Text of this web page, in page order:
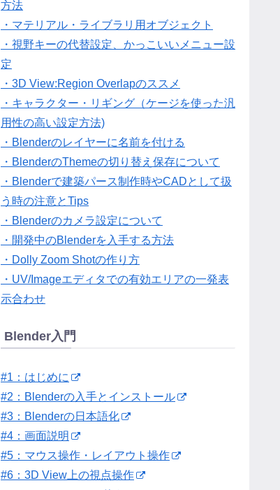
方法
・マテリアル・ライブラリ用オブジェクト
・視野キーの代替設定、かっこいいメニュー設
定
・3D View:Region Overlapのススメ
・キャラクター・リギング（ケージを使った汎
用性の高い設定方法)
・Blenderのレイヤーに名前を付ける
・BlenderのThemeの切り替え保存について
・Blenderで建築パース制作時やCADとして扱
う時の注意とTips
・Blenderのカメラ設定について
・開発中のBlenderを入手する方法
・Dolly Zoom Shotの作り方
・UV/Imageエディタでの有効エリアの一発表
示合わせ
Blender入門
#1：はじめに
#2：Blenderの入手とインストール
#3：Blenderの日本語化
#4：画面説明
#5：マウス操作・レイアウト操作
#6：3D View上の視点操作